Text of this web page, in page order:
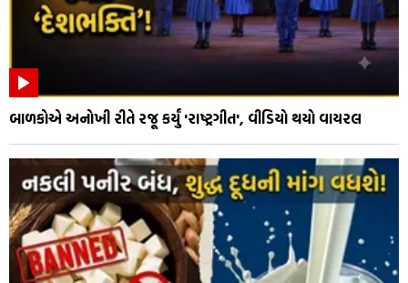
બાળકોએ અનોખી રીતે રજૂ કર્યું 'રાષ્ટ્રગીત', વીડિયો થયો વાયરલ